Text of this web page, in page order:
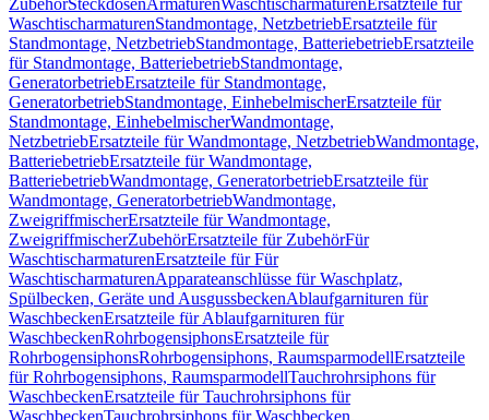
ZubehörSteckdosenArmaturenWaschtischarmaturen Ersatzteile für
WaschtischarmaturenStandmontage, NetzbetriebErsatzteile für
Standmontage, NetzbetriebStandmontage, BatteriebetriebErsatzteile
für Standmontage, BatteriebetriebStandmontage,
GeneratorbetriebErsatzteile für Standmontage,
GeneratorbetriebStandmontage, EinhebelmischerErsatzteile für
Standmontage, EinhebelmischerWandmontage,
NetzbetriebErsatzteile für Wandmontage, NetzbetriebWandmontage,
BatteriebetriebErsatzteile für Wandmontage,
BatteriebetriebWandmontage, GeneratorbetriebErsatzteile für
Wandmontage, GeneratorbetriebWandmontage,
ZweigriffmischerErsatzteile für Wandmontage,
ZweigriffmischerZubehörErsatzteile für ZubehörFür
WaschtischarmaturenErsatzteile für Für
WaschtischarmaturenApparateanschlüsse für Waschplatz,
Spülbecken, Geräte und AusgussbeckenAblaufgarnituren für
WaschbeckenErsatzteile für Ablaufgarnituren für
WaschbeckenRohrbogensiphonsErsatzteile für
RohrbogensiphonsRohrbogensiphons, RaumsparmodellErsatzteile
für Rohrbogensiphons, RaumsparmodellTauchrohrsiphons für
WaschbeckenErsatzteile für Tauchrohrsiphons für
WaschbeckenTauchrohrsiphons für Waschbecken,